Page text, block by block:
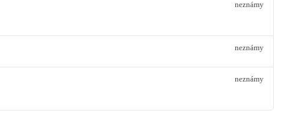
neznámy
neznámy
neznámy